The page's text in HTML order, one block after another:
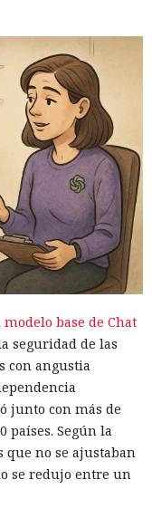
modelo base de Chat
seguridad de las
con angustia
junto con más de
países. Según la
que no se ajustaban
se redujo entre un